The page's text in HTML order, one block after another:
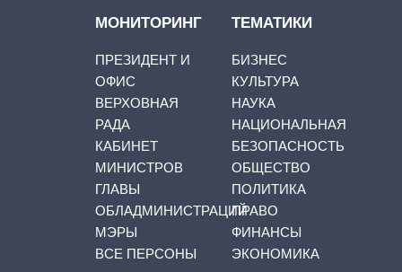
МОНИТОРИНГ
ПРЕЗИДЕНТ И
ОФИС
ВЕРХОВНАЯ
РАДА
КАБИНЕТ
МИНИСТРОВ
ГЛАВЫ
ОБЛАДМИНИСТРАЦИЙ
МЭРЫ
ВСЕ ПЕРСОНЫ
ТЕМАТИКИ
БИЗНЕС
КУЛЬТУРА
НАУКА
НАЦИОНАЛЬНАЯ
БЕЗОПАСНОСТЬ
ОБЩЕСТВО
ПОЛИТИКА
ПРАВО
ФИНАНСЫ
ЭКОНОМИКА